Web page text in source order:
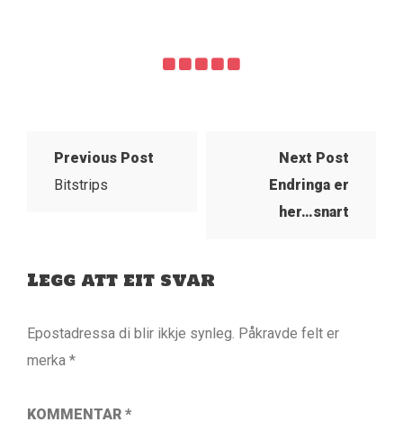
Previous Post
Bitstrips
Next Post
Endringa er
her…snart
Legg att eit svar
Epostadressa di blir ikkje synleg. Påkravde felt er
merka *
KOMMENTAR *